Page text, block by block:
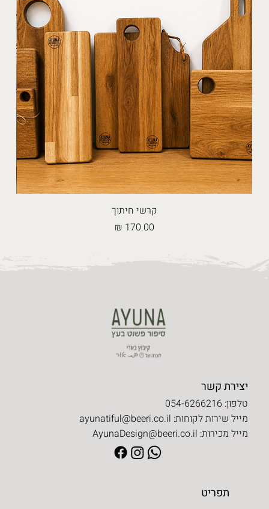
קרשי חיתוך
מחיר
תפריט
יצירת קשר
טלפון: 054-6266216
מייל שירות לקוחות: ayunatiful@beeri.co.il
מייל מכירות: AyunaDesign@beeri.co.il